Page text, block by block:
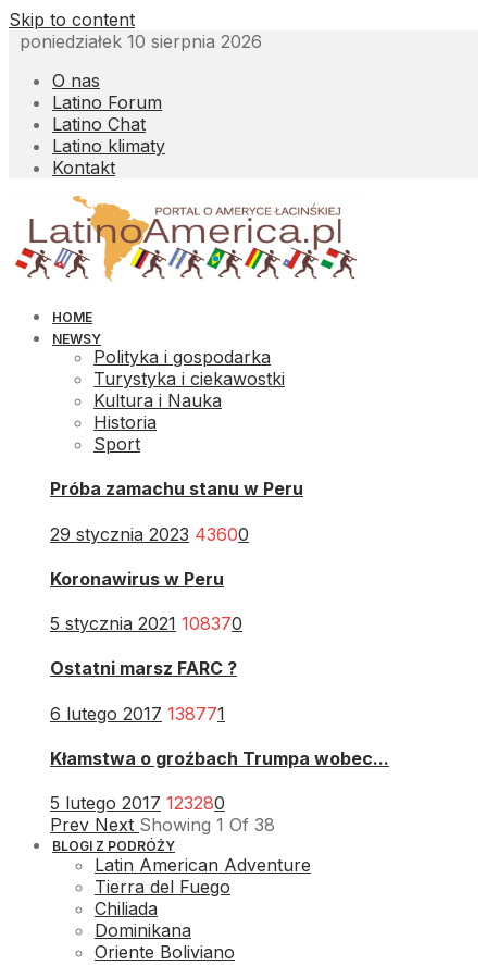
Skip to content
poniedziałek 10 sierpnia 2026
O nas
Latino Forum
Latino Chat
Latino klimaty
Kontakt
HOME
NEWSY
Polityka i gospodarka
Turystyka i ciekawostki
Kultura i Nauka
Historia
Sport
Próba zamachu stanu w Peru
29 stycznia 2023 43600
Koronawirus w Peru
5 stycznia 2021 108370
Ostatni marsz FARC ?
6 lutego 2017 138771
Kłamstwa o groźbach Trumpa wobec...
5 lutego 2017 123280
Prev Next Showing 1 Of 38
BLOGI Z PODRÓŻY
Latin American Adventure
Tierra del Fuego
Chiliada
Dominikana
Oriente Boliviano